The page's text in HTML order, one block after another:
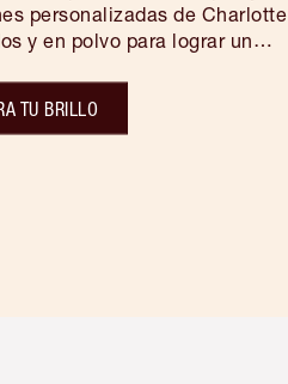
personalizadas de Charlotte
y en polvo para lograr un
TU BRILLO